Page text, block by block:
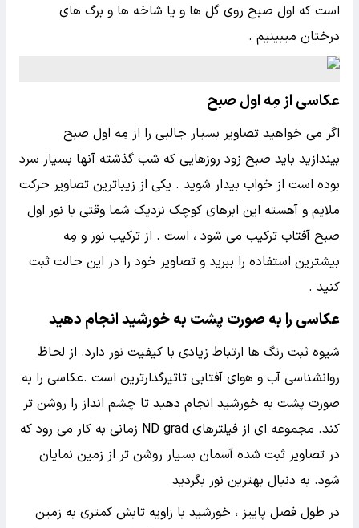
است که اول صبح روی گل ها و یا شاخه ها و برگ های
درختان میبینیم .
عکاسی از مِه اول صبح
اگر می خواهید تصاویر بسیار جالبی را از مِه اول صبح
بیندازید باید صبح زود روزهایی که شب گذشته آنها بسیار سرد
بوده است از خواب بیدار شوید . یکی از زیباترین تصاویر حرکت
ملایم و آهسته این ابرهای کوچک نزدیک شما وقتی با نور اول
صبح آفتاب ترکیب می شود ، است . از ترکیب نور و مِه
بیشترین استفاده را ببرید و تصاویر خود را در این حالت ثبت
کنید .
عکاسی را به صورت پشت به خورشید انجام دهید
شیوه ثبت رنگ ها ارتباط زیادی با کیفیت نور دارد. از لحاظ
روانشناسی آب و هوای آفتابی تاثیرگذارترین است .عکاسی را به
صورت پشت به خورشید انجام دهید تا چشم انداز را روشن تر
کند. مجموعه ای از فیلترهای ND grad زمانی به کار می رود که
در تصاویر ثبت شده آسمان بسیار روشن تر از زمین نمایان
شود. به دنبال بهترین نور بگردید
در طول فصل پاییز ، خورشید با زاویه تابش کمتری به زمین